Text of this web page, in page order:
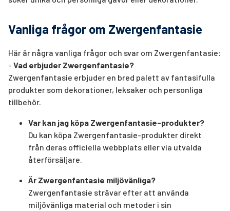
Vanliga frågor om Zwergenfantasie
Här är några vanliga frågor och svar om Zwergenfantasie:
- Vad erbjuder Zwergenfantasie?
Zwergenfantasie erbjuder en bred palett av fantasifulla
produkter som dekorationer, leksaker och personliga
tillbehör.
Var kan jag köpa Zwergenfantasie-produkter?
Du kan köpa Zwergenfantasie-produkter direkt
från deras officiella webbplats eller via utvalda
återförsäljare.
Är Zwergenfantasie miljövänliga?
Zwergenfantasie strävar efter att använda
miljövänliga material och metoder i sin